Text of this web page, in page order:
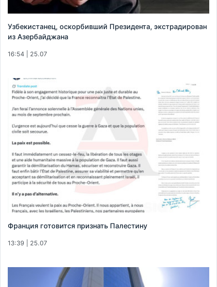
Узбекистанец, оскорбивший Президента, экстрадирован
из Азербайджана
16:54 | 25.07
Франция готовится признать Палестину
13:39 | 25.07